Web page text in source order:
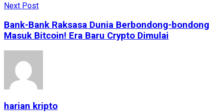
Next Post
Bank-Bank Raksasa Dunia Berbondong-bondong
Masuk Bitcoin! Era Baru Crypto Dimulai
harian kripto